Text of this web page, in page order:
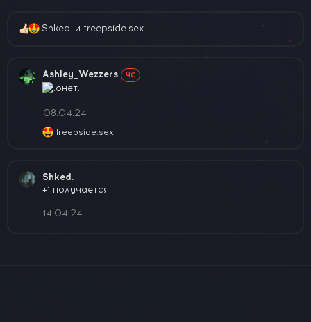
Р
к
ц
Shked. и treepside.sex
Ashley_Wezzers ЧС
08.04.24
Р
ц
и
:
treepside.sex
Shked.
+1 получается
14.04.24